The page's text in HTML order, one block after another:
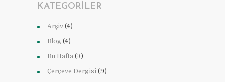
KATEGORILER
Arşiv (4)
Blog (4)
Bu Hafta (3)
Çerçeve Dergisi (9)